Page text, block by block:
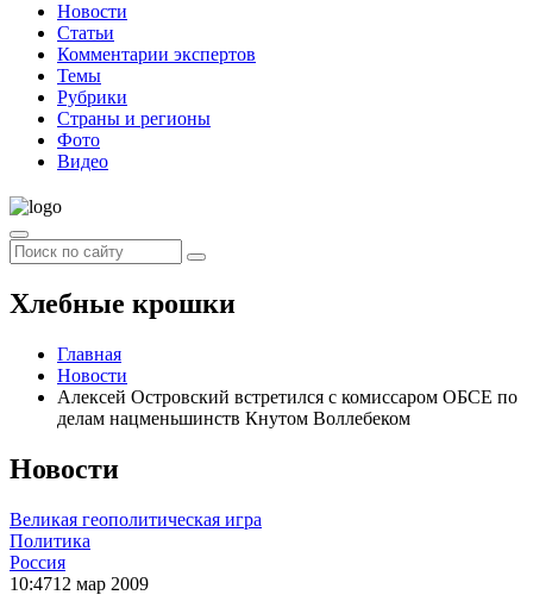
Новости
Статьи
Комментарии экспертов
Темы
Рубрики
Страны и регионы
Фото
Видео
Хлебные крошки
Главная
Новости
Алексей Островский встретился с комиссаром ОБСЕ по
делам нацменьшинств Кнутом Воллебеком
Новости
Великая геополитическая игра
Политика
Россия
10:4712 мар 2009